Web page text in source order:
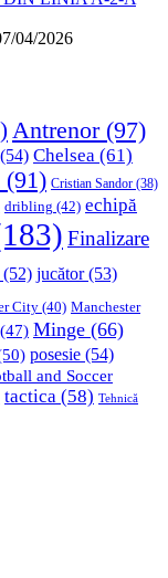
04/2026
Antrenor(97)
(54) Chelsea (61)
(91) Cristian Sandor (38)
dribling (42) echipă
Finalizare
(52) jucător(53)
City (40) Manchester
(47) Minge (66)
posesie (54)
and Soccer
tactica (58) Tehnică